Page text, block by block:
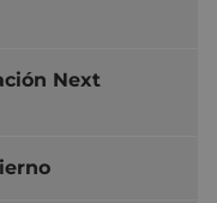
Next